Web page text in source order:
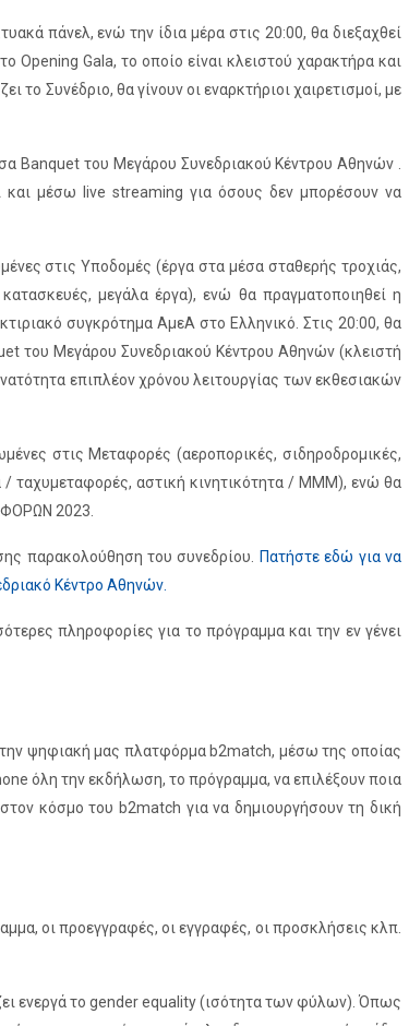
πάνελ, ενώ την ίδια μέρα στις 20:00, θα διεξαχθεί
Opening Gala, το οποίο είναι κλειστού χαρακτήρα και
το Συνέδριο, θα γίνουν οι εναρκτήριοι χαιρετισμοί, με
Banquet του Μεγάρου Συνεδριακού Κέντρου Αθηνών .
και μέσω live streaming για όσους δεν μπορέσουν να
στις Υποδομές (έργα στα μέσα σταθερής τροχιάς,
μεγάλα έργα), ενώ θα πραγματοποιηθεί η
συγκρότημα ΑμεΑ στο Ελληνικό. Στις 20:00, θα
του Μεγάρου Συνεδριακού Κέντρου Αθηνών (κλειστή
επιπλέον χρόνου λειτουργίας των εκθεσιακών
στις Μεταφορές (αεροπορικές, σιδηροδρομικές,
/ ταχυμεταφορές, αστική κινητικότητα / ΜΜΜ), ενώ θα
2023.
παρακολούθηση του συνεδρίου.
Πατήστε εδώ για να
Κέντρο Αθηνών.
πληροφορίες για το πρόγραμμα και την εν γένει
ψηφιακή μας πλατφόρμα b2match, μέσω της οποίας
όλη την εκδήλωση, το πρόγραμμα, να επιλέξουν ποια
κόσμο του b2match για να δημιουργήσουν τη δική
οι προεγγραφές, οι εγγραφές, οι προσκλήσεις κλπ.
ενεργά το gender equality (ισότητα των φύλων). Όπως